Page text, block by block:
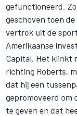
gefunctioneerd.
geschoven toen
vertrok uit de
Amerikaanse
Capital. Het klinkt
richting Roberts,
dat hij een
gepromoveerd om
te geven en dat